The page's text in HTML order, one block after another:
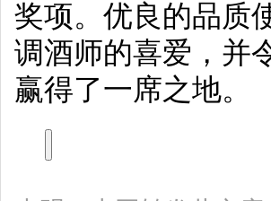
奖项。优良的品质
调酒师的喜爱，并
赢得了一席之地。